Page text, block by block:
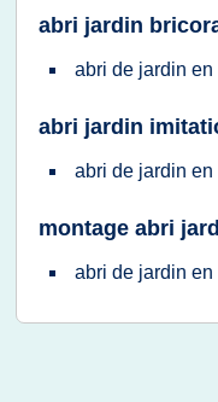
abri jardin
abri de jardin en
abri jardin
abri de jardin en
montage abri
abri de jardin en